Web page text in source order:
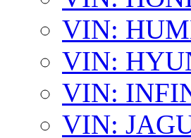
VIN:
VIN:
VIN:
VIN: